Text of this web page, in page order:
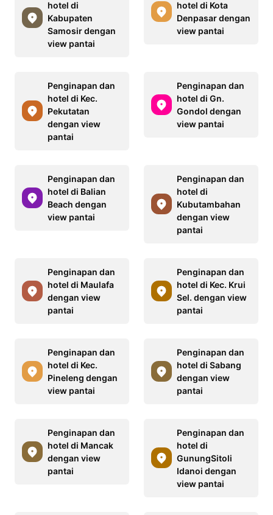
hotel di
Kabupaten
Samosir dengan
view pantai
hotel di Kota
Denpasar dengan
view pantai
Penginapan dan
hotel di Kec.
Pekutatan
dengan view
pantai
Penginapan dan
hotel di Gn.
Gondol dengan
view pantai
Penginapan dan
hotel di Balian
Beach dengan
view pantai
Penginapan dan
hotel di
Kubutambahan
dengan view
pantai
Penginapan dan
hotel di Maulafa
dengan view
pantai
Penginapan dan
hotel di Kec. Krui
Sel. dengan view
pantai
Penginapan dan
hotel di Kec.
Pineleng dengan
view pantai
Penginapan dan
hotel di Sabang
dengan view
pantai
Penginapan dan
hotel di Mancak
dengan view
pantai
Penginapan dan
hotel di
GunungSitoli
Idanoi dengan
view pantai